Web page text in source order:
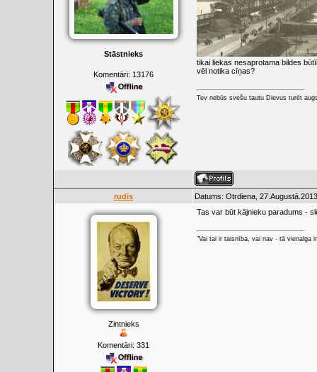
Stāstnieks
Komentāri: 13176
tikai liekas nesaprotama bildes
vēl notika cīņas?
Tev nebūs svešu tautu Dievus turēt
rudis Datums: Otrdiena,
Zintnieks
Komentāri: 331
Tas var būt kājnieku paradums -
"Vai tai ir taisnība, vai nav - tā vienalga